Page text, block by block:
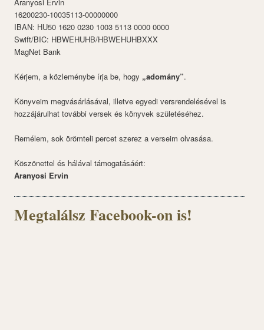
16200230-10035113-00000000
IBAN: HU50 1620 0230 1003 5113 0000 0000
Swift/BIC: HBWEHUHB/HBWEHUHBXXX
MagNet Bank
Kérjem, a közleménybe írja be, hogy „adomány”.
Könyveim megvásárlásával, illetve egyedi versrendelésével is
hozzájárulhat további versek és könyvek születéséhez.
Remélem, sok örömteli percet szerez a verseim olvasása.
Köszönettel és hálával támogatásáért:
Aranyosi Ervin
Megtalálsz Facebook-on is!